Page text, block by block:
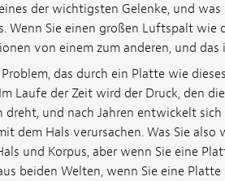
der wichtigsten Gelenke, und
Wenn Sie einen großen Luftspalt
von einem zum anderen, und
das durch ein Platte wie
Laufe der Zeit wird der Druck, den
dreht, und nach Jahren entwickelt
dem Hals verursachen. Was Sie
und Korpus, aber wenn Sie eine
beiden Welten, wenn Sie eine